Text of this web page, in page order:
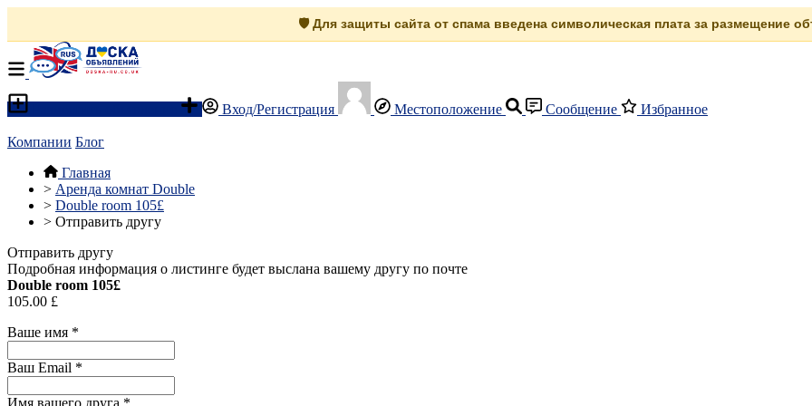
🛡️ Для защиты сайта от спама введена символическая плата за размещение
Вход/Регистрация Местоположение Сообщение Избранное
Компании Блог
Главная
> Аренда комнат Double
> Double room 105£
> Отправить другу
Отправить другу
Подробная информация о листинге будет выслана вашему другу по почте
Double room 105£
105.00 £
Ваше имя *
Ваш Email *
Имя вашего друга *